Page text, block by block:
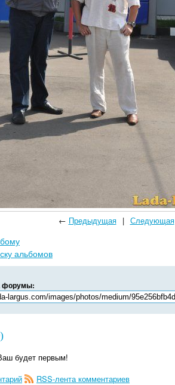
← Предыдущая | Следующая
альбомов
форумы:
будет первым!
RSS-лента комментариев